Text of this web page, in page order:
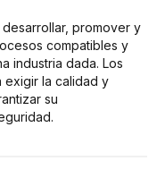
promover y
compatibles y
industria dada. Los
exigir la calidad y
su